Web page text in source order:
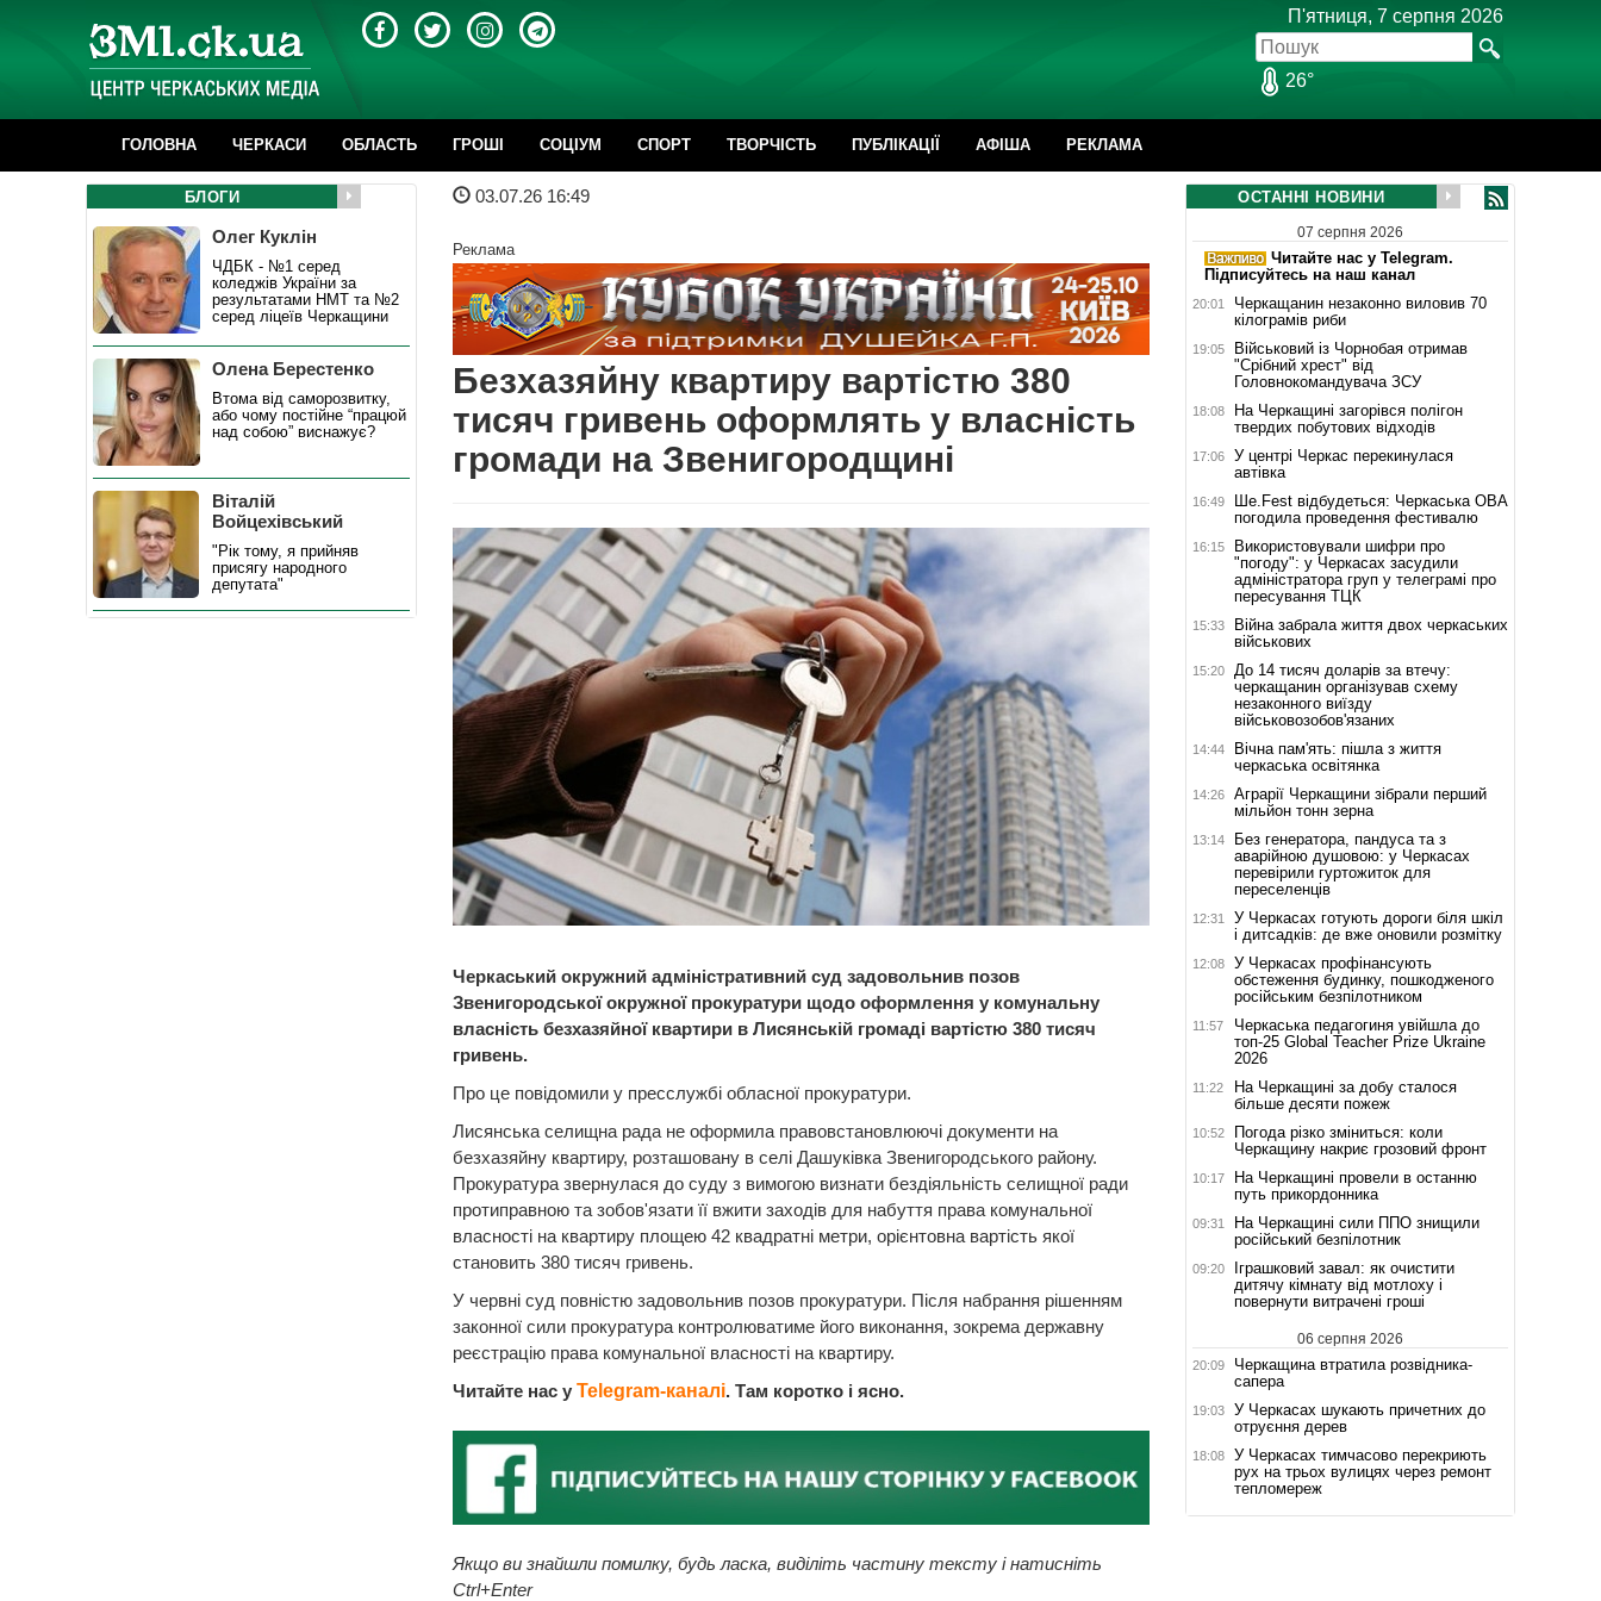
П'ятниця, 7 серпня 2026
26°
ГОЛОВНА ЧЕРКАСИ ОБЛАСТЬ ГРОШІ CОЦІУМ СПОРТ ТВОРЧІСТЬ ПУБЛІКАЦІЇ АФІША РЕКЛАМА
03.07.26 16:49
Реклама
Безхазяйну квартиру вартістю 380
тисяч гривень оформлять у власність
громади на Звенигородщині
Черкаський окружний адміністративний суд задовольнив позов
Звенигородської окружної прокуратури щодо оформлення у комунальну
власність безхазяйної квартири в Лисянській громаді вартістю 380 тисяч
гривень.
Про це повідомили у пресслужбі обласної прокуратури.
Лисянська селищна рада не оформила правовстановлюючі документи на
безхазяйну квартиру, розташовану в селі Дашуківка Звенигородського району.
Прокуратура звернулася до суду з вимогою визнати бездіяльність селищної ради
протиправною та зобов'язати її вжити заходів для набуття права комунальної
власності на квартиру площею 42 квадратні метри, орієнтовна вартість якої
становить 380 тисяч гривень.
У червні суд повністю задовольнив позов прокуратури. Після набрання рішенням
законної сили прокуратура контролюватиме його виконання, зокрема державну
реєстрацію права комунальної власності на квартиру.
Читайте нас у Telegram-каналі. Там коротко і ясно.
Якщо ви знайшли помилку, будь ласка, виділіть частину тексту і натисніть
Ctrl+Enter
БЛОГИ
Олег Куклін
ЧДБК - №1 серед
коледжів України за
результатами НМТ та №2
серед ліцеїв Черкащини
Олена Берестенко
Втома від саморозвитку,
або чому постійне “працюй
над собою” виснажує?
Віталій
Войцехівський
"Рік тому, я прийняв
присягу народного
депутата"
ОСТАННІ НОВИНИ
07 серпня 2026
Читайте нас у Telegram.
Підписуйтесь на наш канал
20:01
Черкащанин незаконно виловив 70
кілограмів риби
19:05
Військовий із Чорнобая отримав
"Срібний хрест" від
Головнокомандувача ЗСУ
18:08
На Черкащині загорівся полігон
твердих побутових відходів
17:06
У центрі Черкас перекинулася
автівка
16:49
Ше.Fest відбудеться: Черкаська ОВА
погодила проведення фестивалю
16:15
Використовували шифри про
"погоду": у Черкасах засудили
адміністратора груп у телеграмі про
пересування ТЦК
15:33
Війна забрала життя двох черкаських
військових
15:20
До 14 тисяч доларів за втечу:
черкащанин організував схему
незаконного виїзду
військовозобов'язаних
14:44
Вічна пам'ять: пішла з життя
черкаська освітянка
14:26
Аграрії Черкащини зібрали перший
мільйон тонн зерна
13:14
Без генератора, пандуса та з
аварійною душовою: у Черкасах
перевірили гуртожиток для
переселенців
12:31
У Черкасах готують дороги біля шкіл
і дитсадків: де вже оновили розмітку
12:08
У Черкасах профінансують
обстеження будинку, пошкодженого
російським безпілотником
11:57
Черкаська педагогиня увійшла до
топ-25 Global Teacher Prize Ukraine
2026
11:22
На Черкащині за добу сталося
більше десяти пожеж
10:52
Погода різко зміниться: коли
Черкащину накриє грозовий фронт
10:17
На Черкащині провели в останню
путь прикордонника
09:31
На Черкащині сили ППО знищили
російський безпілотник
09:20
Іграшковий завал: як очистити
дитячу кімнату від мотлоху і
повернути витрачені гроші
06 серпня 2026
20:09
Черкащина втратила розвідника-
сапера
19:03
У Черкасах шукають причетних до
отруєння дерев
18:08
У Черкасах тимчасово перекриють
рух на трьох вулицях через ремонт
тепломереж